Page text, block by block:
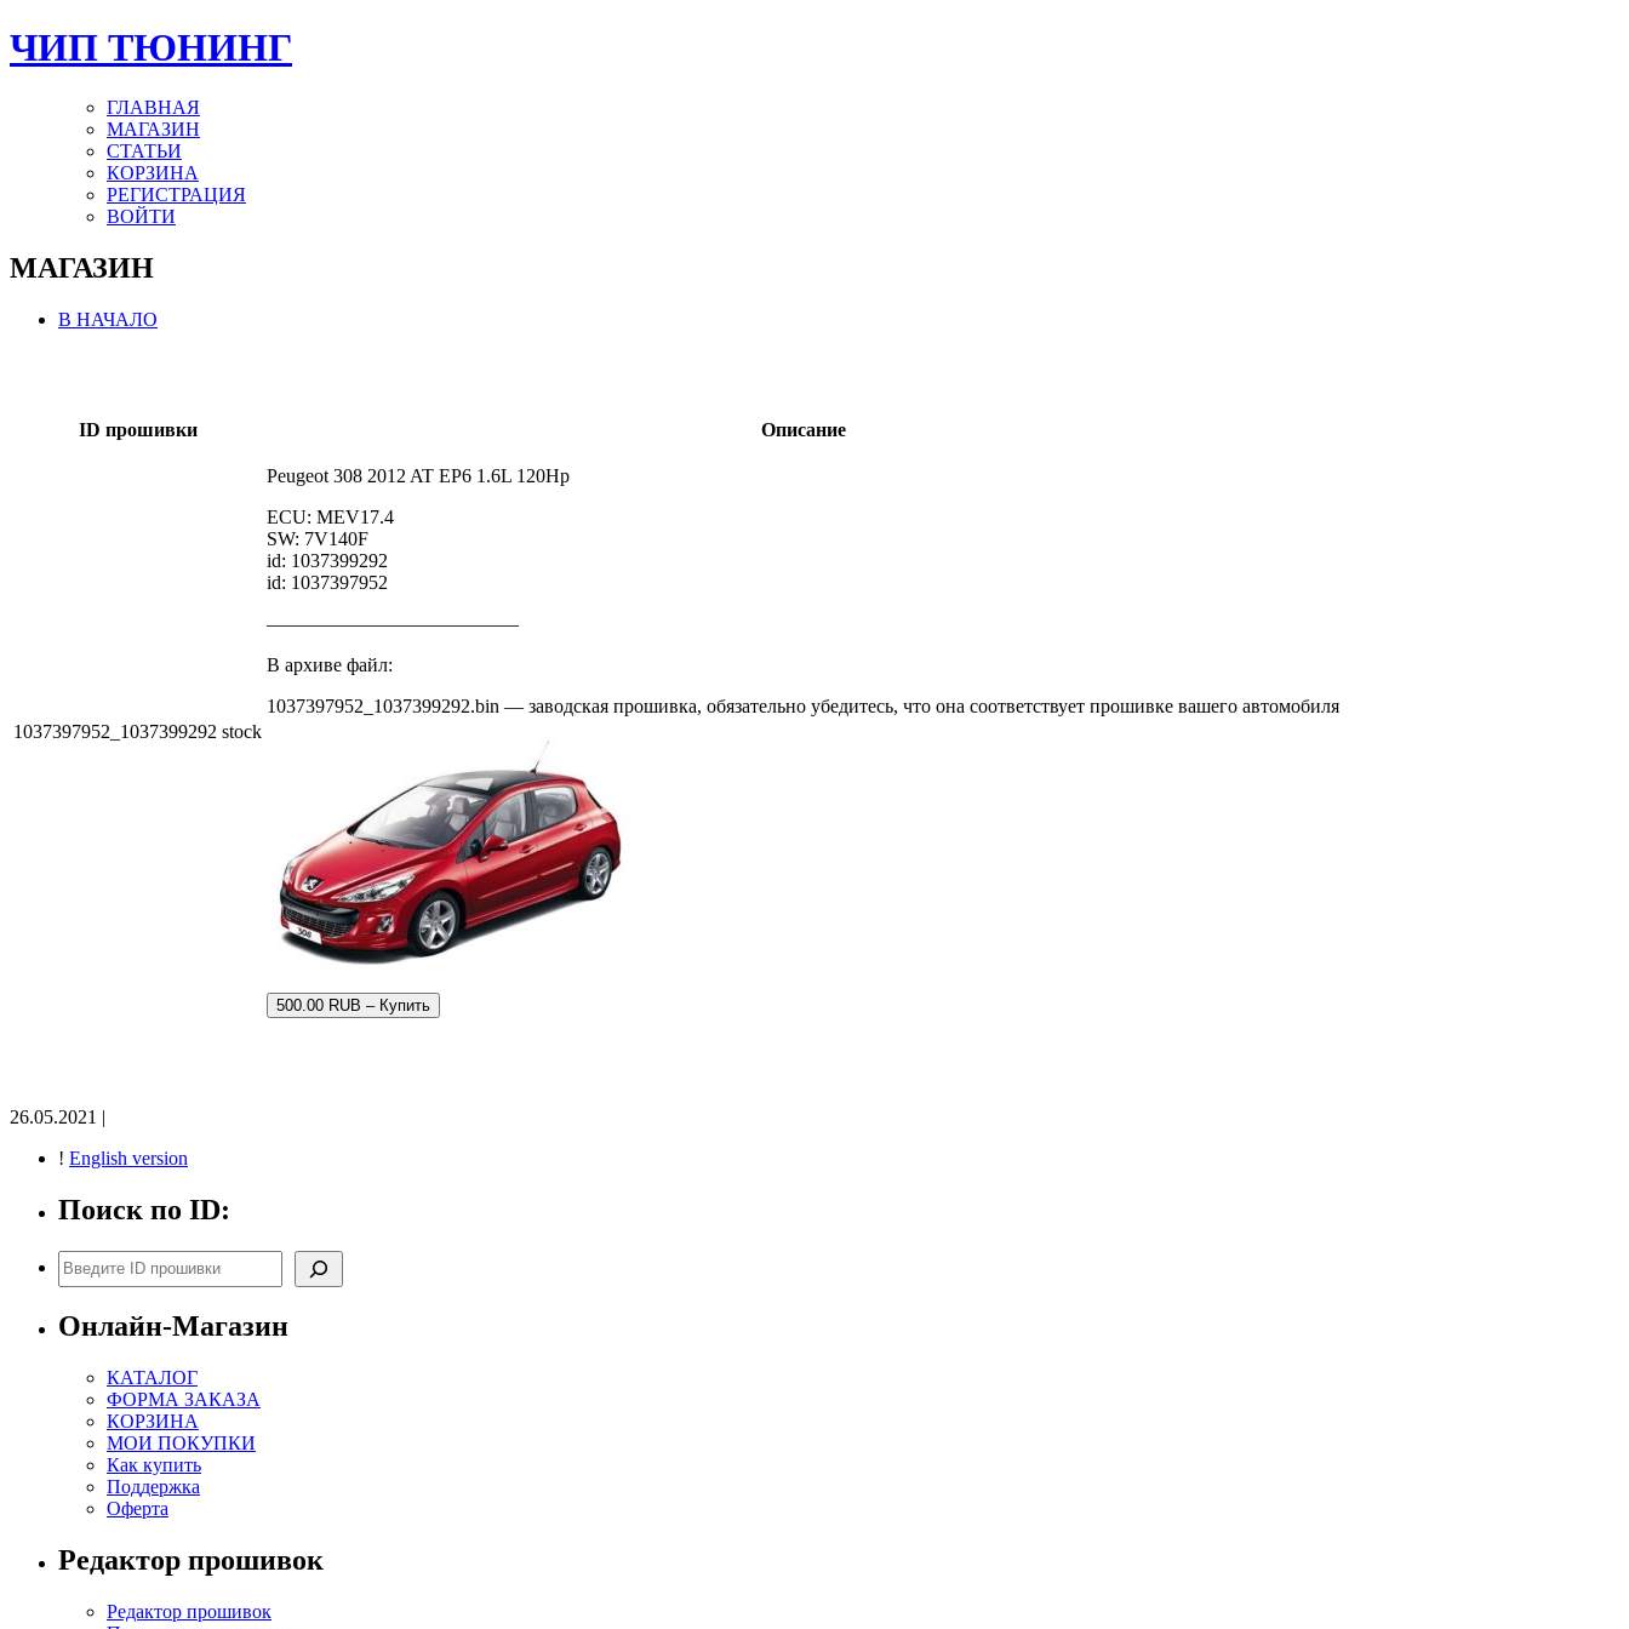
ЧИП ТЮНИНГ
ГЛАВНАЯ
МАГАЗИН
СТАТЬИ
КОРЗИНА
РЕГИСТРАЦИЯ
ВОЙТИ
МАГАЗИН
В НАЧАЛО
ID прошивки Описание
1037397952_1037399292 stock
Peugeot 308 2012 AT EP6 1.6L 120Hp
ECU: MEV17.4
SW: 7V140F
id: 1037399292
id: 1037397952
—————————————
В архиве файл:
1037397952_1037399292.bin — заводская прошивка, обязательно убедитесь, что она соответствует прошивке вашего автомобиля
500.00 RUB – Купить
26.05.2021 |
! English version
Поиск по ID:
Поиск
Онлайн-Магазин
КАТАЛОГ
ФОРМА ЗАКАЗА
КОРЗИНА
МОИ ПОКУПКИ
Как купить
Поддержка
Оферта
Редактор прошивок
Редактор прошивок